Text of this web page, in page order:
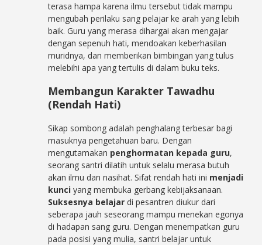
terasa hampa karena ilmu tersebut tidak mampu
mengubah perilaku sang pelajar ke arah yang lebih
baik. Guru yang merasa dihargai akan mengajar
dengan sepenuh hati, mendoakan keberhasilan
muridnya, dan memberikan bimbingan yang tulus
melebihi apa yang tertulis di dalam buku teks.
Membangun Karakter Tawadhu
(Rendah Hati)
Sikap sombong adalah penghalang terbesar bagi
masuknya pengetahuan baru. Dengan
mengutamakan penghormatan kepada guru,
seorang santri dilatih untuk selalu merasa butuh
akan ilmu dan nasihat. Sifat rendah hati ini menjadi
kunci yang membuka gerbang kebijaksanaan.
Suksesnya belajar di pesantren diukur dari
seberapa jauh seseorang mampu menekan egonya
di hadapan sang guru. Dengan menempatkan guru
pada posisi yang mulia, santri belajar untuk